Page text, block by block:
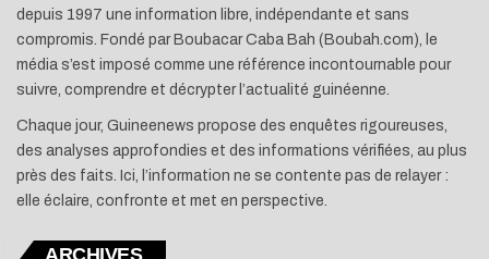
depuis 1997 une information libre, indépendante et sans
compromis. Fondé par Boubacar Caba Bah (Boubah.com), le
média s’est imposé comme une référence incontournable pour
suivre, comprendre et décrypter l’actualité guinéenne.
Chaque jour, Guineenews propose des enquêtes rigoureuses,
des analyses approfondies et des informations vérifiées, au plus
près des faits. Ici, l’information ne se contente pas de relayer :
elle éclaire, confronte et met en perspective.